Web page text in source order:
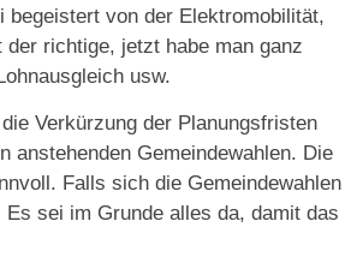
von der Elektromobilität,
richtige, jetzt habe man ganz
usw.
Verkürzung der Planungsfristen
anstehenden Gemeindewahlen. Die
Falls sich die Gemeindewahlen
sei im Grunde alles da, damit das